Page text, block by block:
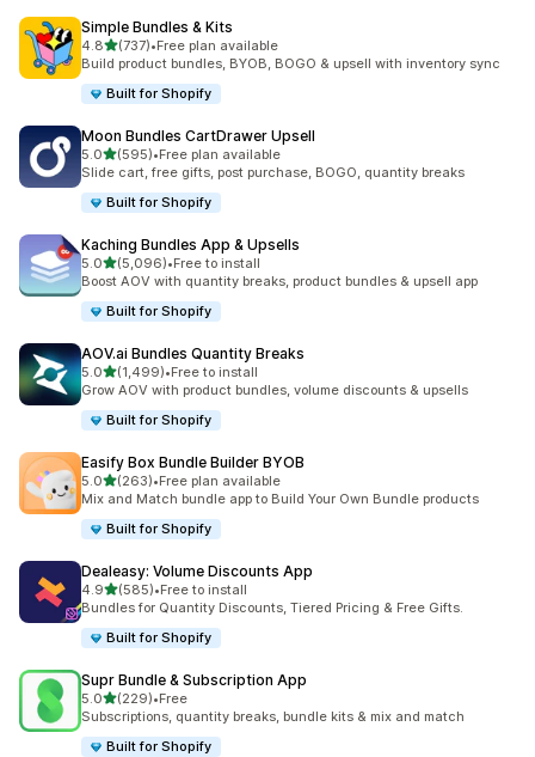
Simple Bundles & Kits
4.8별 5개 중
(737)
총 리뷰 737개
•Free plan available
Build product bundles, BYOB, BOGO & upsell with inventory sync
Built for Shopify
Moon Bundles CartDrawer Upsell
5.0별 5개 중
(595)
총 리뷰 595개
•Free plan available
Slide cart, free gifts, post purchase, BOGO, quantity breaks
Built for Shopify
Kaching Bundles App & Upsells
5.0별 5개 중
(5,096)
총 리뷰 5096개
•Free to install
Boost AOV with quantity breaks, product bundles & upsell app
Built for Shopify
AOV.ai Bundles Quantity Breaks
5.0별 5개 중
(1,499)
총 리뷰 1499개
•Free to install
Grow AOV with product bundles, volume discounts & upsells
Built for Shopify
Easify Box Bundle Builder BYOB
5.0별 5개 중
(263)
총 리뷰 263개
•Free plan available
Mix and Match bundle app to Build Your Own Bundle products
Built for Shopify
Dealeasy: Volume Discounts App
4.9별 5개 중
(585)
총 리뷰 585개
•Free to install
Bundles for Quantity Discounts, Tiered Pricing & Free Gifts.
Built for Shopify
Supr Bundle & Subscription App
5.0별 5개 중
(229)
총 리뷰 229개
•Free
Subscriptions, quantity breaks, bundle kits & mix and match
Built for Shopify